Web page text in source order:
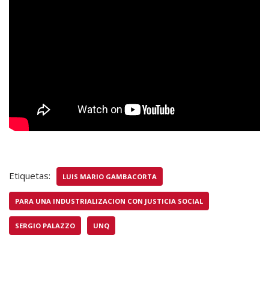
Etiquetas: LUIS MARIO GAMBACORTA
PARA UNA INDUSTRIALIZACION CON JUSTICIA SOCIAL
SERGIO PALAZZO UNQ